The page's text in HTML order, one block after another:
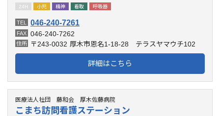
24H 小児 精神 看取 呼吸器
TEL 046-240-7261
FAX 046-240-7262
住所 〒243-0032 厚木市恩名1-18-28 テラスヤマウチ102
詳細はこちら
医療法人社団 藤和会 厚木佐藤病院
こまち訪問看護ステーション